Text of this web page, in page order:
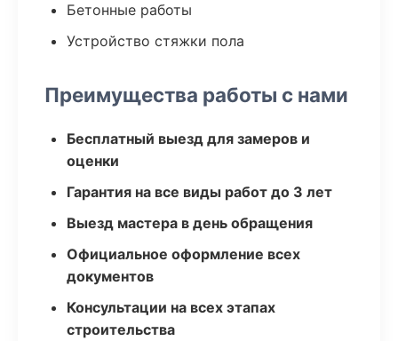
Бетонные работы
Устройство стяжки пола
Преимущества работы с нами
Бесплатный выезд для замеров и
оценки
Гарантия на все виды работ до 3 лет
Выезд мастера в день обращения
Официальное оформление всех
документов
Консультации на всех этапах
строительства